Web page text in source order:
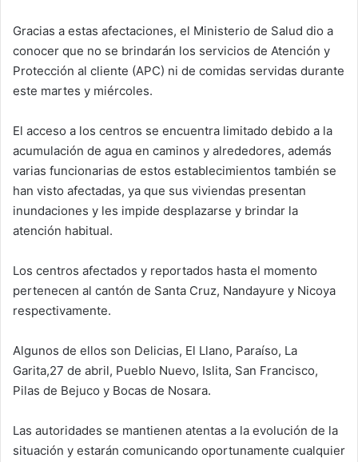
Gracias a estas afectaciones, el Ministerio de Salud dio a
conocer que no se brindarán los servicios de Atención y
Protección al cliente (APC) ni de comidas servidas durante
este martes y miércoles.
El acceso a los centros se encuentra limitado debido a la
acumulación de agua en caminos y alrededores, además
varias funcionarias de estos establecimientos también se
han visto afectadas, ya que sus viviendas presentan
inundaciones y les impide desplazarse y brindar la
atención habitual.
Los centros afectados y reportados hasta el momento
pertenecen al cantón de Santa Cruz, Nandayure y Nicoya
respectivamente.
Algunos de ellos son Delicias, El Llano, Paraíso, La
Garita,27 de abril, Pueblo Nuevo, Islita, San Francisco,
Pilas de Bejuco y Bocas de Nosara.
Las autoridades se mantienen atentas a la evolución de la
situación y estarán comunicando oportunamente cualquier